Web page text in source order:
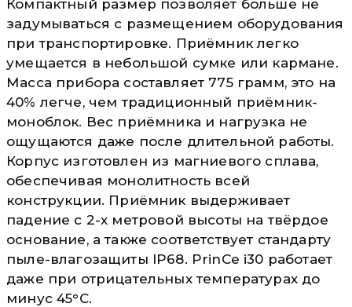
Компактный размер позволяет больше не
задумываться с размещением оборудования
при транспортировке. Приёмник легко
умещается в небольшой сумке или кармане.
Масса прибора составляет 775 грамм, это на
40% легче, чем традиционный приёмник-
моноблок. Вес приёмника и нагрузка не
ощущаются даже после длительной работы.
Корпус изготовлен из магниевого сплава,
обеспечивая монолитность всей
конструкции. Приёмник выдерживает
падение с 2-х метровой высоты на твёрдое
основание, а также соответствует стандарту
пыле-влагозащиты IP68. PrinCe i30 работает
даже при отрицательных температурах до
минус 45°С.